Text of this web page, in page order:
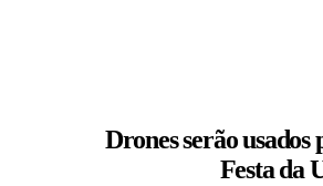
Drones serão usados
Festa da